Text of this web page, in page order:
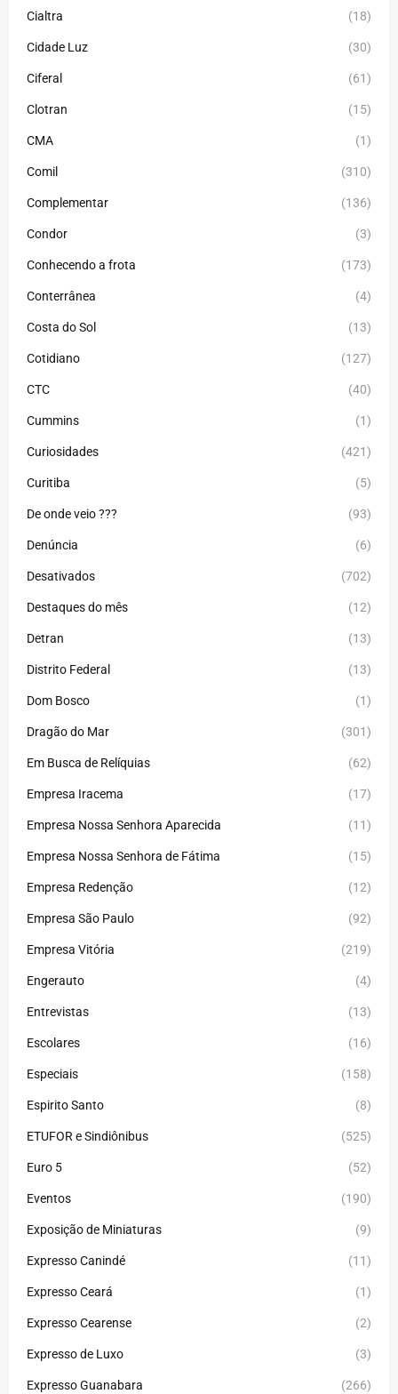
Cialtra (18)
Cidade Luz (30)
Ciferal (61)
Clotran (15)
CMA (1)
Comil (310)
Complementar (136)
Condor (3)
Conhecendo a frota (173)
Conterrânea (4)
Costa do Sol (13)
Cotidiano (127)
CTC (40)
Cummins (1)
Curiosidades (421)
Curitiba (5)
De onde veio ??? (93)
Denúncia (6)
Desativados (702)
Destaques do mês (12)
Detran (13)
Distrito Federal (13)
Dom Bosco (1)
Dragão do Mar (301)
Em Busca de Relíquias (62)
Empresa Iracema (17)
Empresa Nossa Senhora Aparecida (11)
Empresa Nossa Senhora de Fátima (15)
Empresa Redenção (12)
Empresa São Paulo (92)
Empresa Vitória (219)
Engerauto (4)
Entrevistas (13)
Escolares (16)
Especiais (158)
Espirito Santo (8)
ETUFOR e Sindiônibus (525)
Euro 5 (52)
Eventos (190)
Exposição de Miniaturas (9)
Expresso Canindé (11)
Expresso Ceará (1)
Expresso Cearense (2)
Expresso de Luxo (3)
Expresso Guanabara (266)